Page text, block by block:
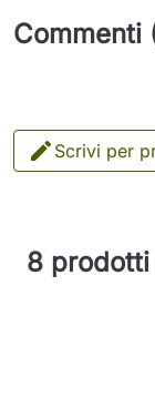
Commenti
 Scrivi per
8 prodotti